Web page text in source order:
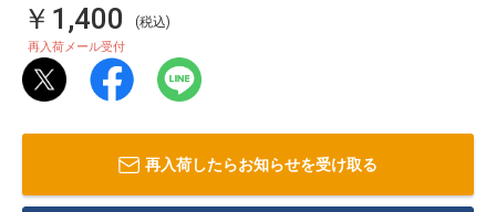
￥1,400 (税込)
再入荷メール受付
再入荷したらお知らせを受け取る